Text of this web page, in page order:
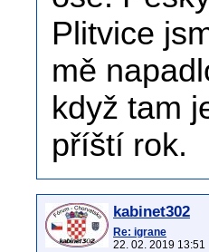
Plitvice
mě
když tam
příští rok.
kabinet302
Re: igrane
22. 02. 2019 13:51